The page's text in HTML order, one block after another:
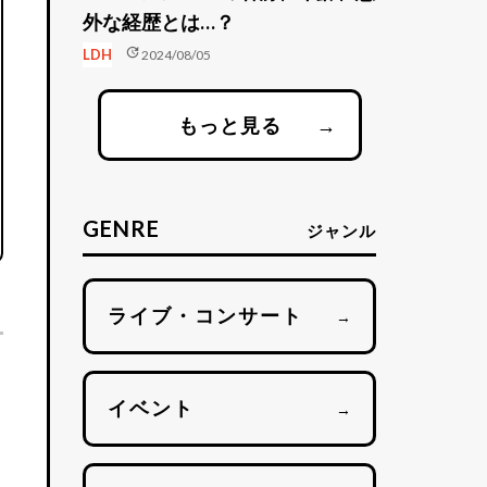
外な経歴とは…？
LDH update2024/08/05
もっと見る →
GENRE ジャンル
ライブ・コンサート →
イベント →